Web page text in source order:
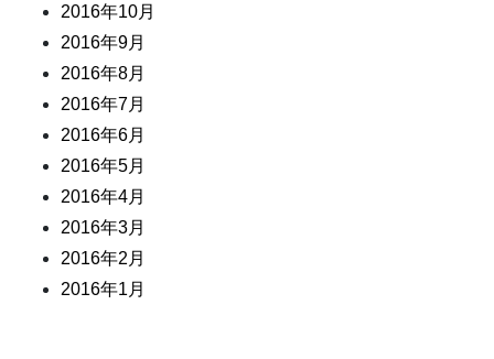
2016年10月
2016年9月
2016年8月
2016年7月
2016年6月
2016年5月
2016年4月
2016年3月
2016年2月
2016年1月